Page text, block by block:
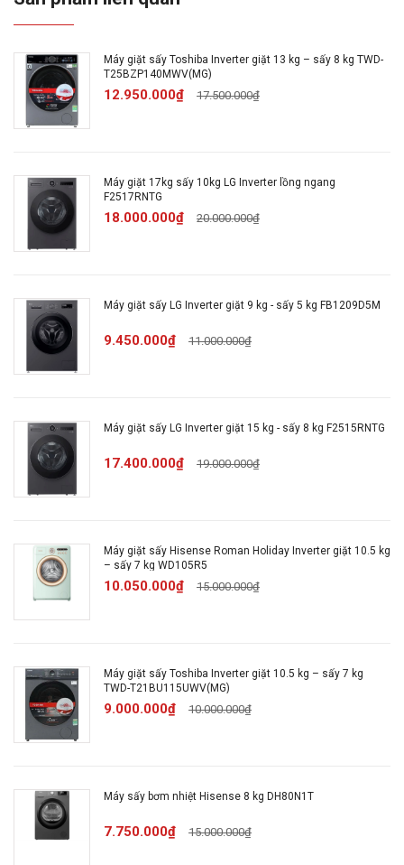
Kiểu máy
Tủ chăm sóc quần áo
khiển:
hình hiển thị
Chương
Sấy khô
Công nghệ
giặt:
Công nghệ giặt hơi nước
Tạo và giữ nếp ly quần tây
Chế độ hút ẩm xung quanh
chuyển động linh hoạt
Cho phép điều khiển máy giặt
từ xa qua ứng dụng LG ThinQ
sử dụng:
Máy giặt sấy Toshiba Inverter giặt 13 kg – sấy 8 kg TWD-
T25BZP140MWV(MG)
12.950.000₫ 17.500.000₫
Máy giặt 17kg sấy 10kg LG Inverter lồng ngang
F2517RNTG
18.000.000₫ 20.000.000₫
Máy giặt sấy LG Inverter giặt 9 kg - sấy 5 kg FB1209D5M
9.450.000₫ 11.000.000₫
Máy giặt sấy LG Inverter giặt 15 kg - sấy 8 kg F2515RNTG
17.400.000₫ 19.000.000₫
Máy giặt sấy Hisense Roman Holiday Inverter giặt 10.5 kg
– sấy 7 kg WD105R5
10.050.000₫ 15.000.000₫
Máy giặt sấy Toshiba Inverter giặt 10.5 kg – sấy 7 kg
TWD-T21BU115UWV(MG)
9.000.000₫ 10.000.000₫
Máy sấy bơm nhiệt Hisense 8 kg DH80N1T
7.750.000₫ 15.000.000₫